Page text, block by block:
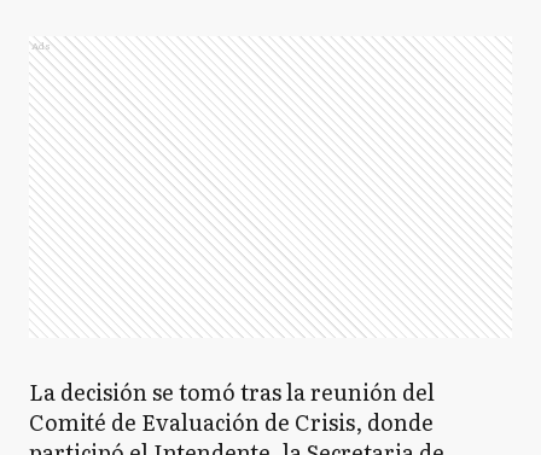
Ads
La decisión se tomó tras la reunión del
Comité de Evaluación de Crisis, donde